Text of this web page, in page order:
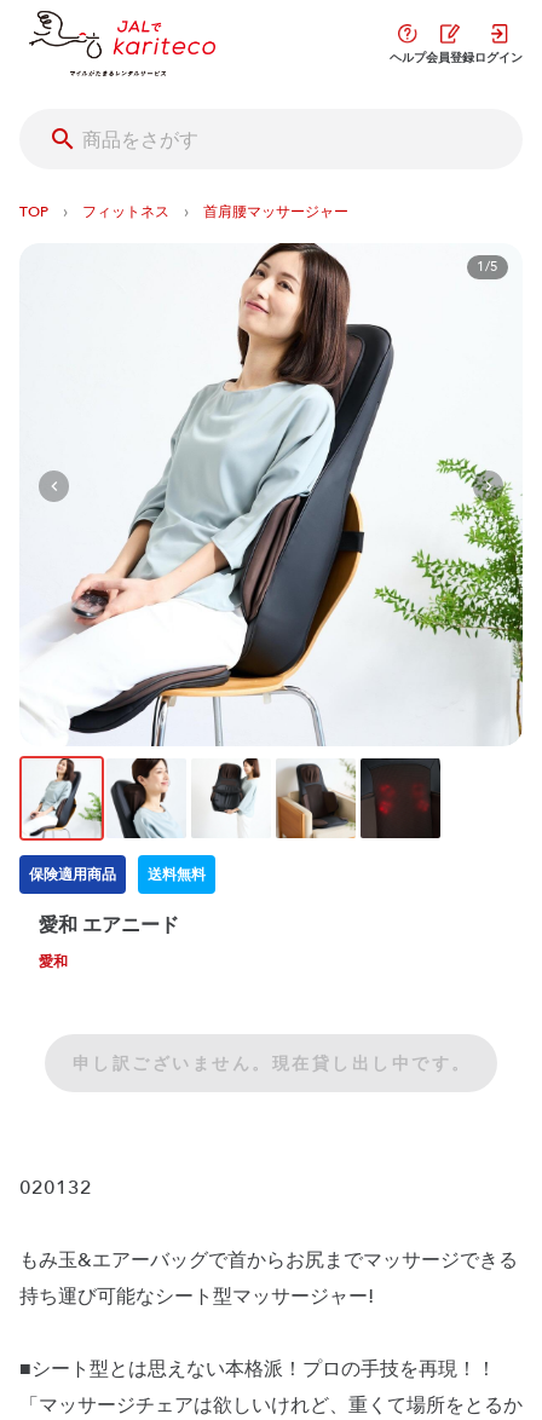
ヘルプ会員登録ログイン
TOP › フィットネス › 首肩腰マッサージャー
1/5
保険適用商品 送料無料
愛和 エアニード
愛和
申し訳ございません。現在貸し出し中です。
020132
もみ玉&エアーバッグで首からお尻までマッサージできる
持ち運び可能なシート型マッサージャー!
■シート型とは思えない本格派！プロの手技を再現！！
「マッサージチェアは欲しいけれど、重くて場所をとるか